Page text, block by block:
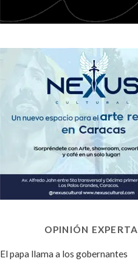
OPINIÓN EXPERTA
El papa llama a los gobernantes